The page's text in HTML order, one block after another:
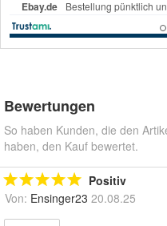
Bewertungen
So haben Kunden, die den
haben, den Kauf bewertet.
Positiv
Von: Ensinger23 20.08.25